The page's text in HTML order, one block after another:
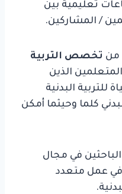
تعليمية بين
/ المشاركين.
من تخصص التربية
الذين
للتربية البدنية
كلما وحيثما أمكن
في مجال
في عمل متعدد